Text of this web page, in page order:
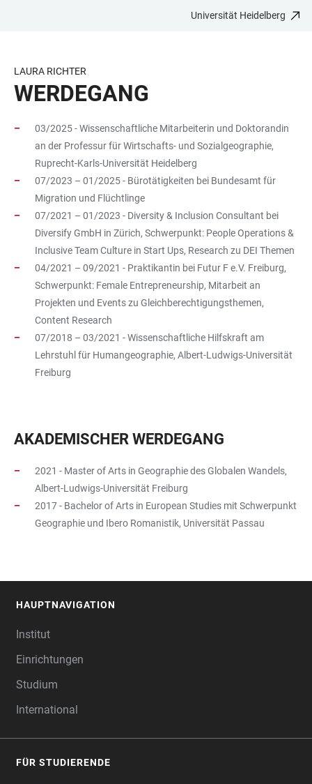
BARRIEREFREIHEIT
Universität Heidelberg
LAURA RICHTER
WERDEGANG
03/2025 - Wissenschaftliche Mitarbeiterin und Doktorandin
an der Professur für Wirtschafts- und Sozialgeographie,
Ruprecht-Karls-Universität Heidelberg
07/2023 – 01/2025 - Bürotätigkeiten bei Bundesamt für
Migration und Flüchtlinge
07/2021 – 01/2023 - Diversity & Inclusion Consultant bei
Diversify GmbH in Zürich, Schwerpunkt: People Operations &
Inclusive Team Culture in Start Ups, Research zu DEI Themen
04/2021 – 09/2021 - Praktikantin bei Futur F e.V. Freiburg,
Schwerpunkt: Female Entrepreneurship, Mitarbeit an
Projekten und Events zu Gleichberechtigungsthemen,
Content Research
07/2018 – 03/2021 - Wissenschaftliche Hilfskraft am
Lehrstuhl für Humangeographie, Albert-Ludwigs-Universität
Freiburg
AKADEMISCHER WERDEGANG
2021 - Master of Arts in Geographie des Globalen Wandels,
Albert-Ludwigs-Universität Freiburg
2017 - Bachelor of Arts in European Studies mit Schwerpunkt
Geographie und Ibero Romanistik, Universität Passau
HAUPTNAVIGATION
Institut
Einrichtungen
Studium
International
FÜR STUDIERENDE